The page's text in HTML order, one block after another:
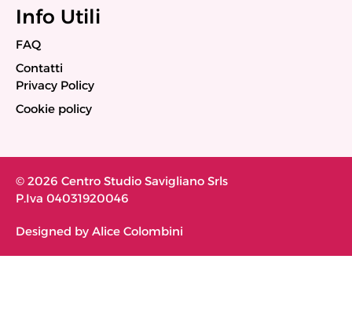
Info Utili
FAQ
Contatti
Privacy Policy
Cookie policy
© 2026 Centro Studio Savigliano Srls
P.Iva 04031920046
Designed by Alice Colombini